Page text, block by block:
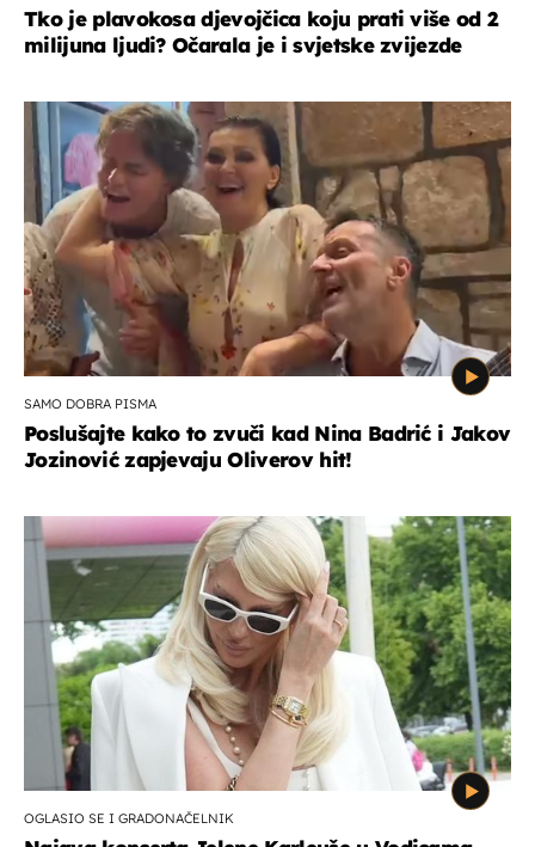
Tko je plavokosa djevojčica koju prati više od 2
milijuna ljudi? Očarala je i svjetske zvijezde
SAMO DOBRA PISMA
Poslušajte kako to zvuči kad Nina Badrić i Jakov
Jozinović zapjevaju Oliverov hit!
OGLASIO SE I GRADONAČELNIK